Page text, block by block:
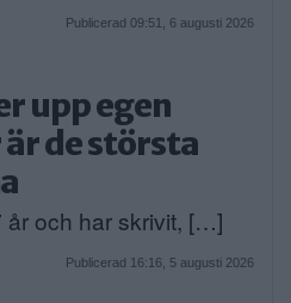
Publicerad 09:51, 6 augusti 2026
upp egen
de största
år och har skrivit, […]
Publicerad 16:16, 5 augusti 2026